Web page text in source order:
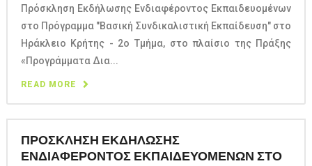
Πρόσκληση Εκδήλωσης Ενδιαφέροντος Εκπαιδευομένων
στο Πρόγραμμα "Βασική Συνδικαλιστική Εκπαίδευση" στο
Ηράκλειο Κρήτης - 2ο Τμήμα, στο πλαίσιο της Πράξης
«Προγράμματα Δια...
READ MORE
ΠΡΟΣΚΛΗΣΗ ΕΚΔΗΛΩΣΗΣ
ΕΝΔΙΑΦΕΡΟΝΤΟΣ ΕΚΠΑΙΔΕΥΟΜΕΝΩΝ ΣΤΟ